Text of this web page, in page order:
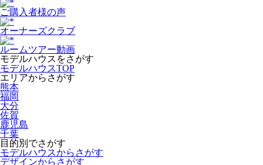
ご購入者様の声
オーナーズクラブ
ルームツアー動画
モデルハウスをさがす
モデルハウスTOP
エリアからさがす
熊本
福岡
大分
佐賀
鹿児島
千葉
目的別でさがす
モデルハウスからさがす
デザインからさがす